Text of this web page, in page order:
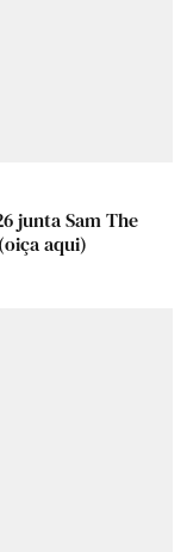
junta Sam The
aqui)